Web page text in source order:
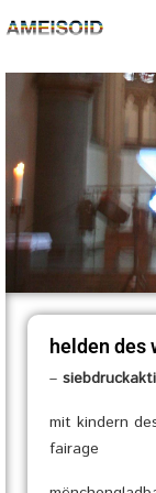
helden des
–
mit kindern
fairage